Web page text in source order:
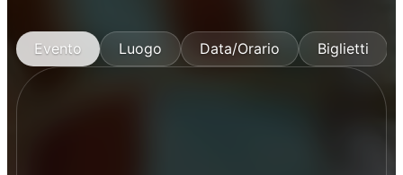
Evento Luogo Data/Orario Biglietti